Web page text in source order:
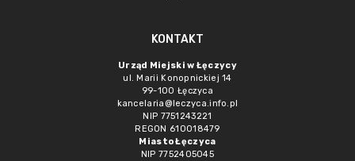
KONTAKT
Urząd Miejski w Łęczycy
ul. Marii Konopnickiej 14
99-100 Łęczyca
kancelaria@leczyca.info.pl
NIP 7751243221
REGON 610018479
Miasto Łęczyca
NIP 7752405045